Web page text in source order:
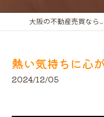
大阪の不動産売買ならだんらん住宅株式会社
熱い気持ちに心
2024/12/05